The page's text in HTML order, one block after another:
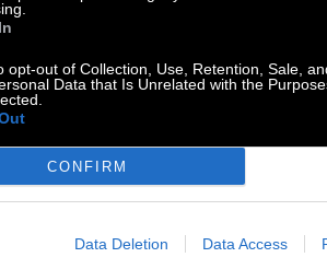
opt-out of Collection, Use, Retention, Sale,
Data that Is Unrelated with the
CONFIRM
Data Deletion Data Access
Hill: